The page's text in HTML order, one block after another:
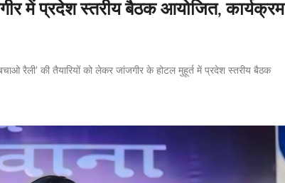
में प्रदेश स्तरीय बैठक आयोजित, कार्यक्रम
रैली’ की तैयारियों को लेकर जांजगीर के होटल मुहूर्त में प्रदेश स्तरीय बैठक